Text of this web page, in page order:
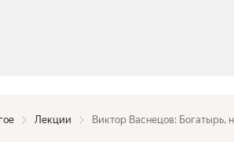
Лекции Виктор Васнецов: Богатырь,